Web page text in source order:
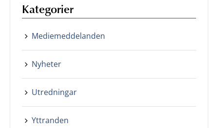
Kategorier
Mediemeddelanden
Nyheter
Utredningar
Yttranden